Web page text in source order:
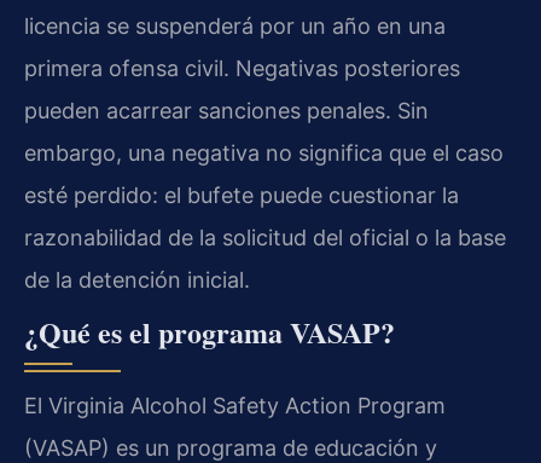
licencia se suspenderá por un año en una
primera ofensa civil. Negativas posteriores
pueden acarrear sanciones penales. Sin
embargo, una negativa no significa que el caso
esté perdido: el bufete puede cuestionar la
razonabilidad de la solicitud del oficial o la base
de la detención inicial.
¿Qué es el programa VASAP?
El Virginia Alcohol Safety Action Program
(VASAP) es un programa de educación y